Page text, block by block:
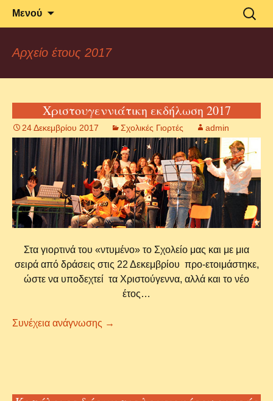
2o Γυμνάσιο
Αλεξανδρούπολης
Δραστηριότητες και Ανακοινώσεις του
2ου Γυμνασίου Αλεξανδρούπολης
Μενού
για:
Αρχείο έτους 2017
Χριστουγεννιάτικη εκδήλωση 2017
24 Δεκεμβρίου 2017 Σχολικές Γιορτές admin
Στα γιορτινά του «ντυμένο» το Σχολείο μας και με μια
σειρά από δράσεις στις 22 Δεκεμβρίου προ-ετοιμάστηκε,
ώστε να υποδεχτεί τα Χριστούγεννα, αλλά και το νέο
έτος…
Συνέχεια ανάγνωσης Χριστουγεννιάτικη εκδήλωση 2017
→